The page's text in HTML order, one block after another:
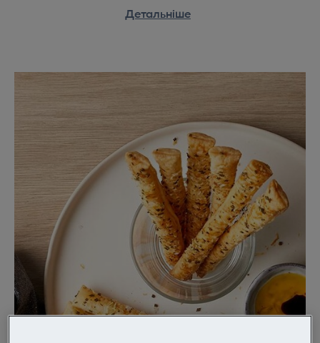
адже як відомо, ніхто не страждає поганим
Детальніше